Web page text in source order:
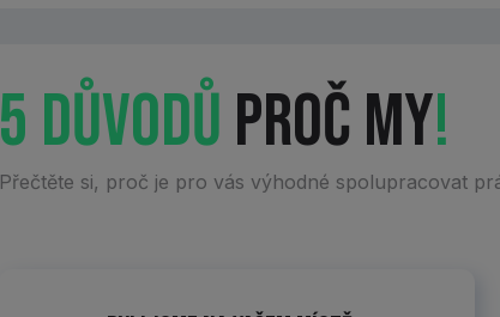
5 důvodů proč my!
Přečtěte si, proč je pro vás výhodné spolupracovat